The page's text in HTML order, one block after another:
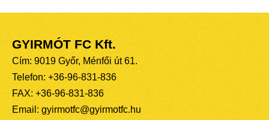
GYIRMÓT FC Kft.
Cím: 9019 Győr, Ménfői út 61.
Telefon: +36-96-831-836
FAX: +36-96-831-836
Email: gyirmotfc@gyirmotfc.hu